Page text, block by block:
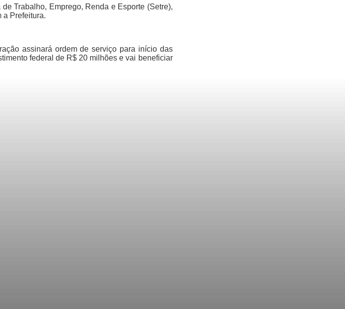
Trabalho, Emprego, Renda e Esporte (Setre),
a Prefeitura.
assinará ordem de serviço para início das
federal de R$ 20 milhões e vai beneficiar